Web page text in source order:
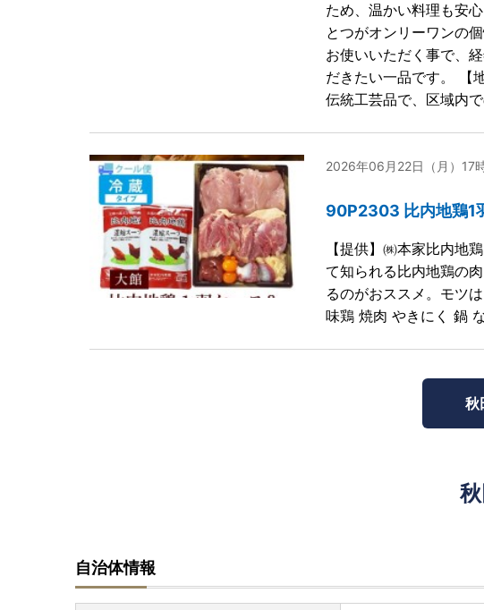
ため、温かい料理も安
とつがオンリーワンの
お使いいただく事で、
だきたい一品です。 【
伝統工芸品で、区域内
2026年06月22日（月）17
90P2303 比内地鶏1
【提供】㈱本家比内地
て知られる比内地鶏の
るのがおススメ。モツ
味鶏 焼肉 やきにく 鍋
秋
自治体情報